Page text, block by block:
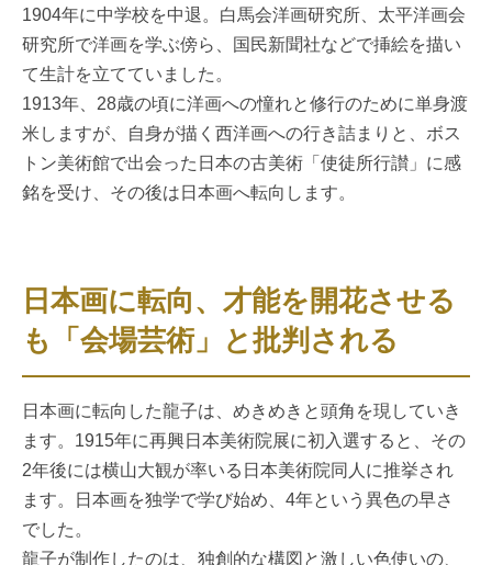
1904年に中学校を中退。白馬会洋画研究所、太平洋画会
研究所で洋画を学ぶ傍ら、国民新聞社などで挿絵を描い
て生計を立てていました。
1913年、28歳の頃に洋画への憧れと修行のために単身渡
米しますが、自身が描く西洋画への行き詰まりと、ボス
トン美術館で出会った日本の古美術「使徒所行讃」に感
銘を受け、その後は日本画へ転向します。
日本画に転向、才能を開花させる
も「会場芸術」と批判される
日本画に転向した龍子は、めきめきと頭角を現していき
ます。1915年に再興日本美術院展に初入選すると、その
2年後には横山大観が率いる日本美術院同人に推挙され
ます。日本画を独学で学び始め、4年という異色の早さ
でした。
龍子が制作したのは、独創的な構図と激しい色使いの、